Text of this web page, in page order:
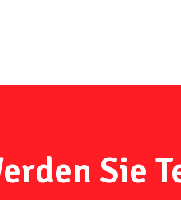
Sie